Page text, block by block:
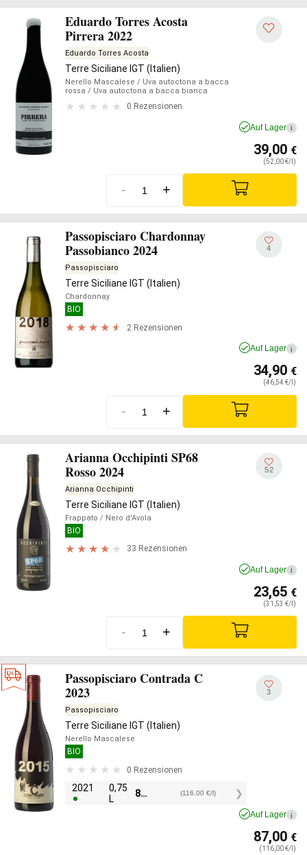
Eduardo Torres Acosta
Pirrera 2022
Eduardo Torres Acosta
Terre Siciliane IGT (Italien)
Nerello Mascalese / Uva autoctona a bacca
rossa / Uva autoctona a bacca bianca
0 Rezensionen
Auf Lager i
39,00 €
(52,00 €/l)
- +
Passopisciaro Chardonnay
Passobianco 2024
Passopisciaro
Terre Siciliane IGT (Italien)
Chardonnay
BIO
2 Rezensionen
4
Auf Lager i
34,90 €
(46,54 €/l)
- +
Arianna Occhipinti SP68
Rosso 2024
Arianna Occhipinti
Terre Siciliane IGT (Italien)
Frappato / Nero d'Avola
BIO
33 Rezensionen
52
Auf Lager i
23,65 €
(31,53 €/l)
- +
Passopisciaro Contrada C
2023
Passopisciaro
Terre Siciliane IGT (Italien)
Nerello Mascalese
BIO
0 Rezensionen
2021
0,75
L
87,00 (116,00 €/l)
3
Auf Lager i
87,00 €
(116,00 €/l)